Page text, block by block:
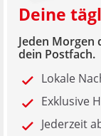
Deine
Jeden
dein Postfach.
Lokale
Exklusive
Jederzeit